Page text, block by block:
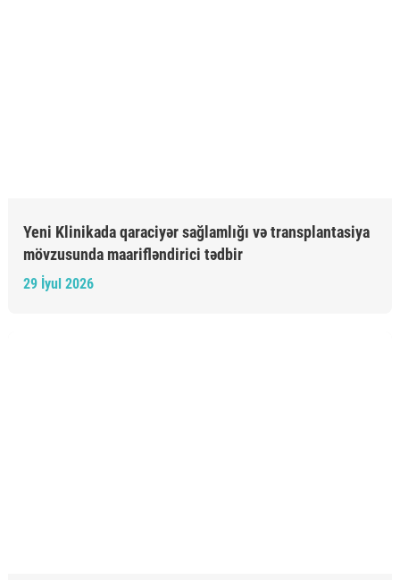
Yeni Klinikada qaraciyər sağlamlığı və transplantasiya
mövzusunda maarifləndirici tədbir
29 İyul 2026